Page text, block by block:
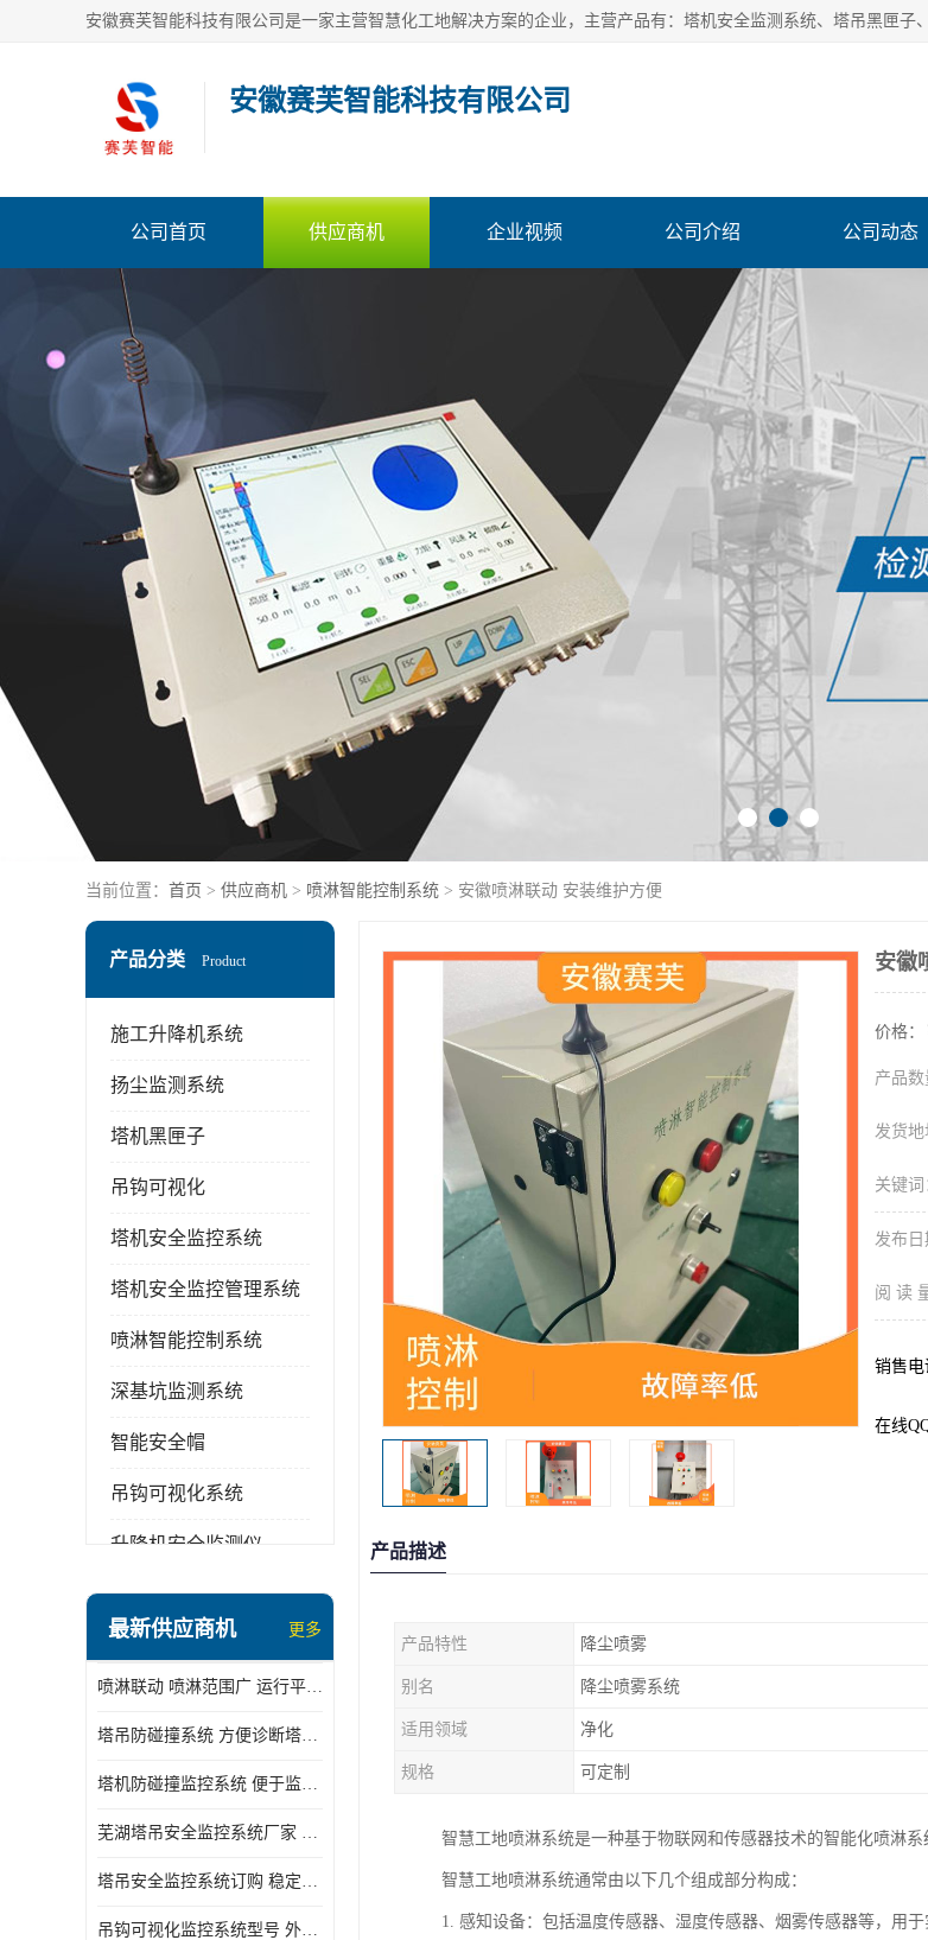
安徽赛芙智能科技有限公司
公司首页 供应商机 企业视频 公司介绍 公司动态
当前位置： 首页 > 供应商机 > 喷淋智能控制系统 > 安徽喷淋联动 安装维护方便
产品分类 Product
施工升降机系统
扬尘监测系统
塔机黑匣子
吊钩可视化
塔机安全监控系统
塔机安全监控管理系统
喷淋智能控制系统
深基坑监测系统
智能安全帽
吊钩可视化系统
升降机安全监测仪
最新供应商机 更多
喷淋联动 喷淋范围广 运行平稳 噪音小
塔吊防碰撞系统 方便诊断塔机状态 自动变焦智能化跟踪
塔机防碰撞监控系统 便于监督和管理 主要应用于塔机的实时监控
芜湖塔吊安全监控系统厂家 外观简洁大方 减少盲吊引发的事故
塔吊安全监控系统订购 稳定性高 结构清晰稳定
吊钩可视化监控系统型号 外观简洁大方 信号稳定 抗干扰性强
安徽
价格：
产品数
发货地
关键词
发布日
阅 读
销售电
在线QQ
产品描述
产品特性 降尘喷雾
别名 降尘喷雾系统
适用领域 净化
规格 可定制
智慧工地喷淋系统是一种基于物联网和传感器技术的智能化喷淋
智慧工地喷淋系统通常由以下几个组成部分构成：
1. 感知设备：包括温度传感器、湿度传感器、烟雾传感器等，用于